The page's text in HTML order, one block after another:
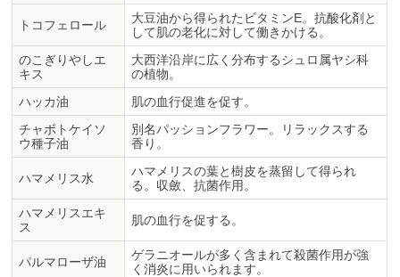
トコフェロール
大豆油から得られたビタミンE。抗酸化剤と
して肌の老化に対して働きかける。
のこぎりやしエ
キス
大西洋沿岸に広く分布するシュロ属ヤシ科
の植物。
ハッカ油
肌の血行促進を促す。
チャボトケイソ
ウ種子油
別名パッションフラワー。リラックスする
香り。
ハマメリス水
ハマメリスの葉と樹皮を蒸留して得られ
る。収斂、抗菌作用。
ハマメリスエキ
ス
肌の血行を促する。
パルマローザ油
ゲラニオールが多く含まれて殺菌作用が強
く消炎に用いられます。